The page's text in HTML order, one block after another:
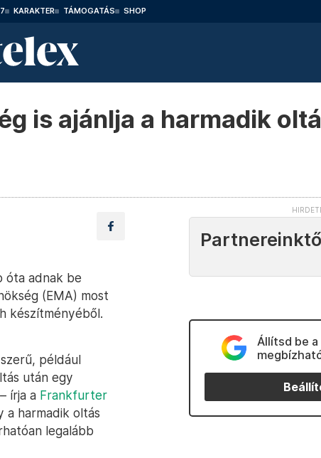
KARAKTER TÁMOGATÁS SHOP
is ajánlja a harmadik
óta adnak be
(EMA) most
készítményéből.
például
után egy
írja a Frankfurter
a harmadik oltás
legalább
Állítsd be